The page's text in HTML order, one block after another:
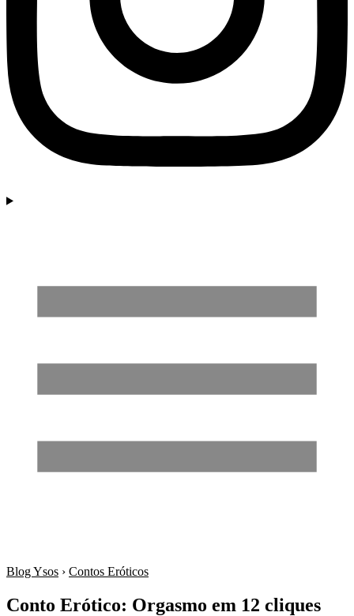
Blog Ysos › Contos Eróticos
Conto Erótico: Orgasmo em 12 cliques